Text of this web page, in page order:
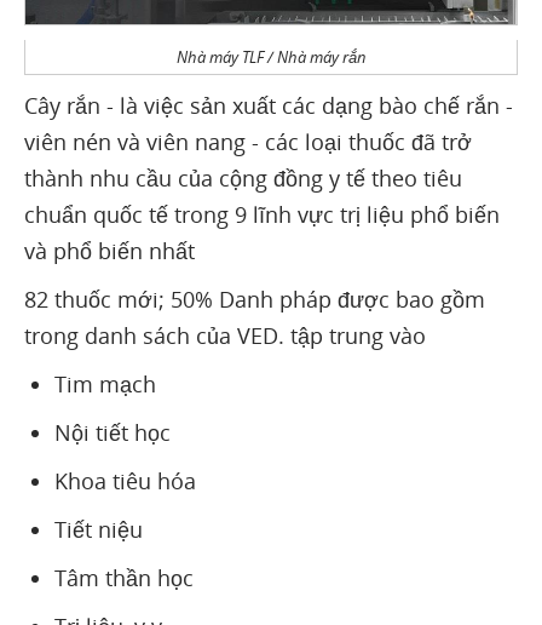
Nhà máy TLF / Nhà máy rắn
Cây rắn - là việc sản xuất các dạng bào chế rắn -
viên nén và viên nang - các loại thuốc đã trở
thành nhu cầu của cộng đồng y tế theo tiêu
chuẩn quốc tế trong 9 lĩnh vực trị liệu phổ biến
và phổ biến nhất
82 thuốc mới; 50% Danh pháp được bao gồm
trong danh sách của VED. tập trung vào
Tim mạch
Nội tiết học
Khoa tiêu hóa
Tiết niệu
Tâm thần học